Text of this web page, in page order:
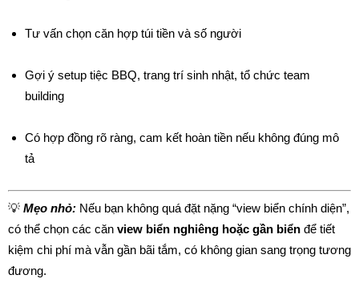
Tư vấn chọn căn hợp túi tiền và số người
Gợi ý setup tiệc BBQ, trang trí sinh nhật, tổ chức team
building
Có hợp đồng rõ ràng, cam kết hoàn tiền nếu không đúng mô
tả
💡 Mẹo nhỏ: Nếu bạn không quá đặt nặng “view biển chính diện”,
có thể chọn các căn view biển nghiêng hoặc gần biển để tiết
kiệm chi phí mà vẫn gần bãi tắm, có không gian sang trọng tương
đương.